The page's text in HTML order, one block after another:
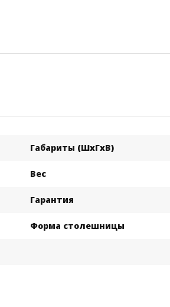
Габариты (ШхГхВ)
Вес
Гарантия
Форма столешницы